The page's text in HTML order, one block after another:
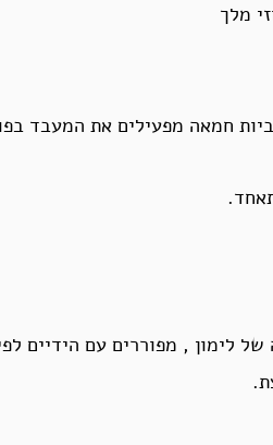
חמאה מפעילים את המעבד
לימון , מפוררים עם הידיים